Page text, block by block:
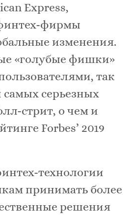
Express,
фирмы
изменения.
«голубые фишки»
так
серьезных
стрит, о чем и
Forbes’ 2019
технологии
принимать более
решения